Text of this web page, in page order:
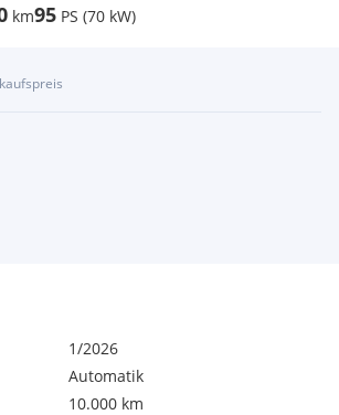
km95 PS (70 kW)
1/2026
Automatik
10.000 km